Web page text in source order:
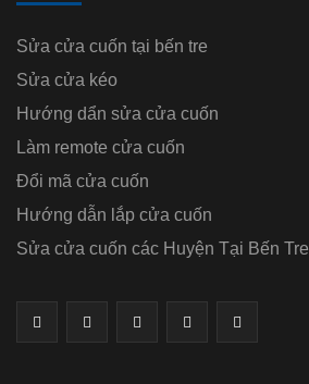
Sửa cửa cuốn tại bến tre
Sửa cửa kéo
Hướng dẩn sửa cửa cuốn
Làm remote cửa cuốn
Đổi mã cửa cuốn
Hướng dẫn lắp cửa cuốn
Sửa cửa cuốn các Huyện Tại Bến Tre